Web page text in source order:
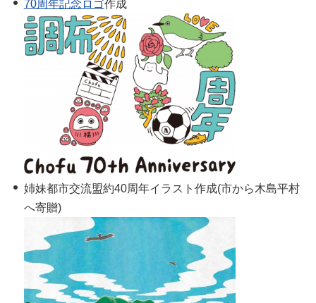
70周年記念ロゴ作成
姉妹都市交流盟約40周年イラスト作成(市から木島平村
へ寄贈)